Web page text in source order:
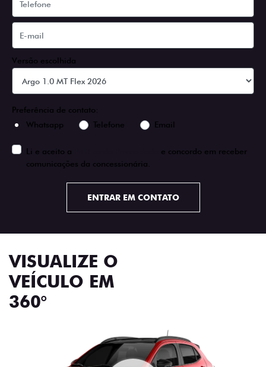
Versão escolhida
Preferência de contato:
Whatsapp
Telefone Email
Li e aceito a
e concordo em receber
comunicações da concessionária.
ENTRAR EM CONTATO
VISUALIZE O
VEÍCULO EM
360°